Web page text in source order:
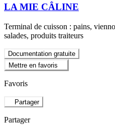
LA MIE CÂLINE
Terminal de cuisson : pains,
salades, produits traiteurs
Documentation gratuite
Mettre en favoris
Favoris
Partager
Partager